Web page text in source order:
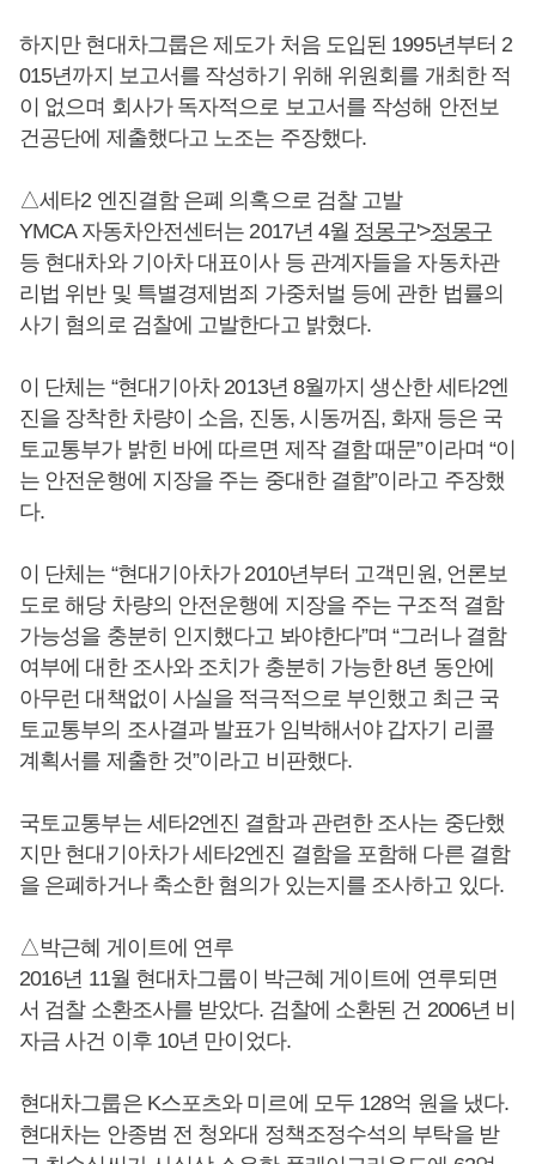
하지만 현대차그룹은 제도가 처음 도입된 1995년부터 2
015년까지 보고서를 작성하기 위해 위원회를 개최한 적
이 없으며 회사가 독자적으로 보고서를 작성해 안전보
건공단에 제출했다고 노조는 주장했다.
△세타2 엔진결함 은폐 의혹으로 검찰 고발
YMCA 자동차안전센터는 2017년 4월 정몽구'>정몽구
등 현대차와 기아차 대표이사 등 관계자들을 자동차관
리법 위반 및 특별경제범죄 가중처벌 등에 관한 법률의
사기 혐의로 검찰에 고발한다고 밝혔다.
이 단체는 “현대기아차 2013년 8월까지 생산한 세타2엔
진을 장착한 차량이 소음, 진동, 시동꺼짐, 화재 등은 국
토교통부가 밝힌 바에 따르면 제작 결함 때문”이라며 “이
는 안전운행에 지장을 주는 중대한 결함”이라고 주장했
다.
이 단체는 “현대기아차가 2010년부터 고객민원, 언론보
도로 해당 차량의 안전운행에 지장을 주는 구조적 결함
가능성을 충분히 인지했다고 봐야한다”며 “그러나 결함
여부에 대한 조사와 조치가 충분히 가능한 8년 동안에
아무런 대책없이 사실을 적극적으로 부인했고 최근 국
토교통부의 조사결과 발표가 임박해서야 갑자기 리콜
계획서를 제출한 것”이라고 비판했다.
국토교통부는 세타2엔진 결함과 관련한 조사는 중단했
지만 현대기아차가 세타2엔진 결함을 포함해 다른 결함
을 은폐하거나 축소한 혐의가 있는지를 조사하고 있다.
△박근혜 게이트에 연루
2016년 11월 현대차그룹이 박근혜 게이트에 연루되면
서 검찰 소환조사를 받았다. 검찰에 소환된 건 2006년 비
자금 사건 이후 10년 만이었다.
현대차그룹은 K스포츠와 미르에 모두 128억 원을 냈다.
현대차는 안종범 전 청와대 정책조정수석의 부탁을 받